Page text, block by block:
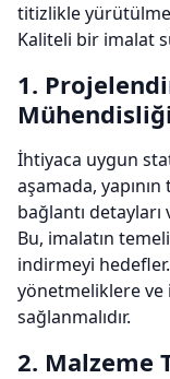
titizlikle
Kaliteli bir imalat
1.
Mühendisliği
İhtiyaca uygun
aşamada, yapının
bağlantı
Bu, imalatın
indirmeyi
yönetmeliklere ve
sağlanmalıdır.
2. Malzeme